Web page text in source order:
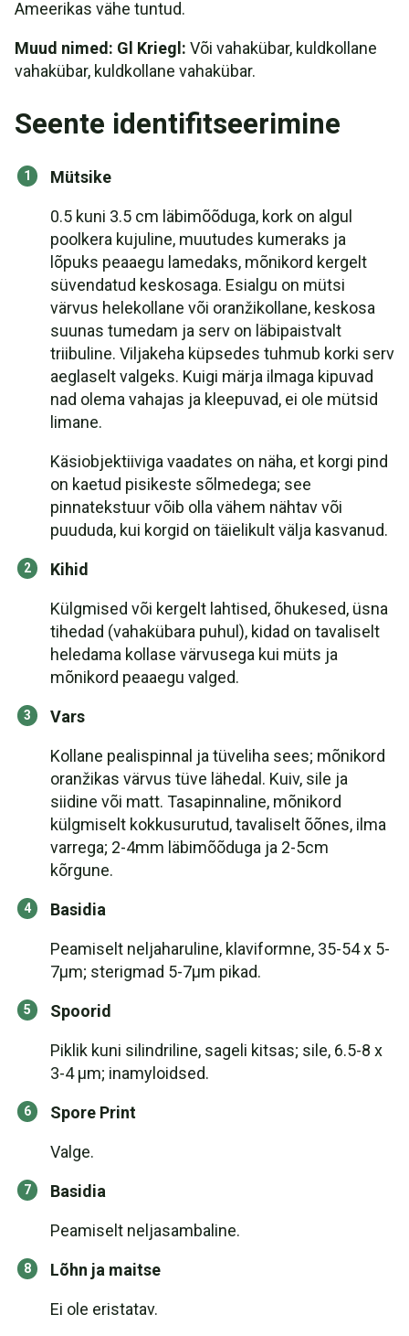
Ameerikas vähe tuntud.
Muud nimed: Gl Kriegl: Või vahakübar, kuldkollane
vahakübar, kuldkollane vahakübar.
Seente identifitseerimine
Mütsike
0.5 kuni 3.5 cm läbimõõduga, kork on algul
poolkera kujuline, muutudes kumeraks ja
lõpuks peaaegu lamedaks, mõnikord kergelt
süvendatud keskosaga. Esialgu on mütsi
värvus helekollane või oranžikollane, keskosa
suunas tumedam ja serv on läbipaistvalt
triibuline. Viljakeha küpsedes tuhmub korki serv
aeglaselt valgeks. Kuigi märja ilmaga kipuvad
nad olema vahajas ja kleepuvad, ei ole mütsid
limane.
Käsiobjektiiviga vaadates on näha, et korgi pind
on kaetud pisikeste sõlmedega; see
pinnatekstuur võib olla vähem nähtav või
puududa, kui korgid on täielikult välja kasvanud.
Kihid
Külgmised või kergelt lahtised, õhukesed, üsna
tihedad (vahakübara puhul), kidad on tavaliselt
heledama kollase värvusega kui müts ja
mõnikord peaaegu valged.
Vars
Kollane pealispinnal ja tüveliha sees; mõnikord
oranžikas värvus tüve lähedal. Kuiv, sile ja
siidine või matt. Tasapinnaline, mõnikord
külgmiselt kokkusurutud, tavaliselt õõnes, ilma
varrega; 2-4mm läbimõõduga ja 2-5cm
kõrgune.
Basidia
Peamiselt neljaharuline, klaviformne, 35-54 x 5-
7μm; sterigmad 5-7μm pikad.
Spoorid
Piklik kuni silindriline, sageli kitsas; sile, 6.5-8 x
3-4 μm; inamyloidsed.
Spore Print
Valge.
Basidia
Peamiselt neljasambaline.
Lõhn ja maitse
Ei ole eristatav.